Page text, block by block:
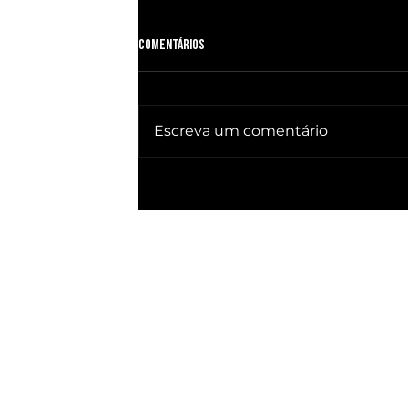
já ganhou PRESIDÊNCIA no BRASIL
Comentários
Escreva um comentário